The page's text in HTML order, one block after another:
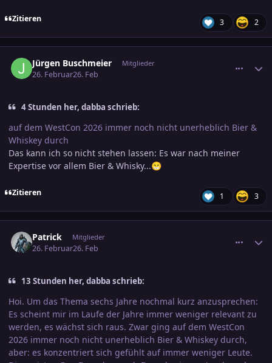
Zitieren 3 2
Jürgen Buschmeier Mitglieder
26. Februar26. Feb
4 Stunden her, dabba schrieb:
auf dem WestCon 2026 immer noch nicht unerheblich Bier &
Whiskey durch
Das kann ich so nicht stehen lassen: Es war nach meiner
Expertise vor allem Bier & Whisky...😁
Zitieren 1 3
Patrick Mitglieder
26. Februar26. Feb
13 Stunden her, dabba schrieb:
Hoi. Um das Thema sechs Jahre nochmal kurz anzusprechen:
Es scheint mir im Laufe der Jahre immer weniger relevant zu
werden, es wächst sich raus. Zwar ging auf dem WestCon
2026 immer noch nicht unerheblich Bier & Whiskey durch,
aber: es konzentriert sich gefühlt auf immer weniger Leute.